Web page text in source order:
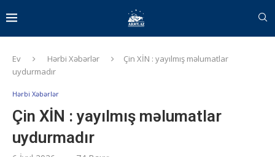
Ev Hərbi Xəbərlər
Çin XİN : yayılmış məlumatlar
uydurmadır
Hərbi Xəbərlər
Çin XİN : yayılmış məlumatlar
uydurmadır